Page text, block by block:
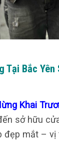
Tại Bắc Yên
Khai
sở hữu
đẹp mắt – vị